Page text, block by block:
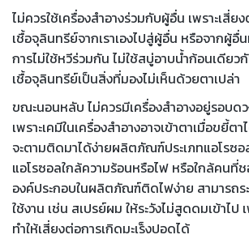
ไม่ควรใช้เครื่องสำอางร่วมกับผู้อื่น เพราะเสี่
เชื้อจุลินทรีย์จากเราเองไปสู่ผู้อื่น หรือจากผู้อื่
การไม่ใช้หวีร่วมกัน ไม่ใช้สบู่อาบน้ำก้อนเดียว
เชื้อจุลินทรีย์เป็นสิ่งที่มองไม่เห็นด้วยตาเปล่า
ขณะนอนหลับ ไม่ควรมีเครื่องสำอางอยู่รอบด
เพราะเคมีในเครื่องสำอางอาจเข้าตาเมื่อขยี้
จะตามติดมาได้ง่ายผลิตภัณฑ์ประเภทแอโรซอ
แอโรซอลใกล้ความร้อนหรือไฟ หรือใกล้คนที่
องค์ประกอบในผลิตภัณฑ์ติดไฟง่าย สามารถระ
ใช้งาน เช่น สเปรย์ผม ให้ระวังไม่สูดดมเข้าไป
ทำให้เสี่ยงต่อการเกิดมะเร็งปอดได้